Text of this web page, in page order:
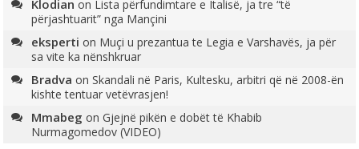
Klodian on Lista përfundimtare e Italisë, ja tre “të
përjashtuarit” nga Mançini
eksperti on Muçi u prezantua te Legia e Varshavës, ja për
sa vite ka nënshkruar
Bradva onSkandali në Paris, Kultesku, arbitri që në 2008-ën
kishte tentuar vetëvrasjen!
Mmabeg onGjejnë pikën e dobët të Khabib
Nurmagomedov (VIDEO)